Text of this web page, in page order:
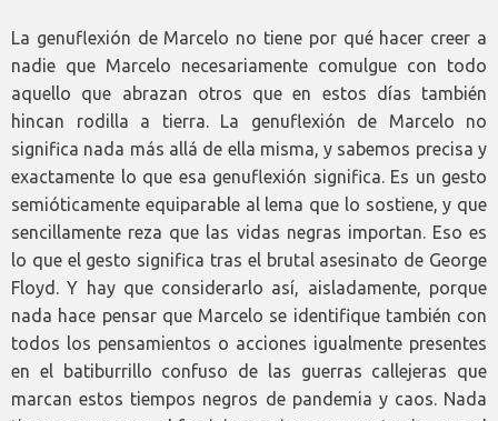
La genuflexión de Marcelo no tiene por qué hacer creer a
nadie que Marcelo necesariamente comulgue con todo
aquello que abrazan otros que en estos días también
hincan rodilla a tierra. La genuflexión de Marcelo no
significa nada más allá de ella misma, y sabemos precisa y
exactamente lo que esa genuflexión significa. Es un gesto
semióticamente equiparable al lema que lo sostiene, y que
sencillamente reza que las vidas negras importan. Eso es
lo que el gesto significa tras el brutal asesinato de George
Floyd. Y hay que considerarlo así, aisladamente, porque
nada hace pensar que Marcelo se identifique también con
todos los pensamientos o acciones igualmente presentes
en el batiburrillo confuso de las guerras callejeras que
marcan estos tiempos negros de pandemia y caos. Nada